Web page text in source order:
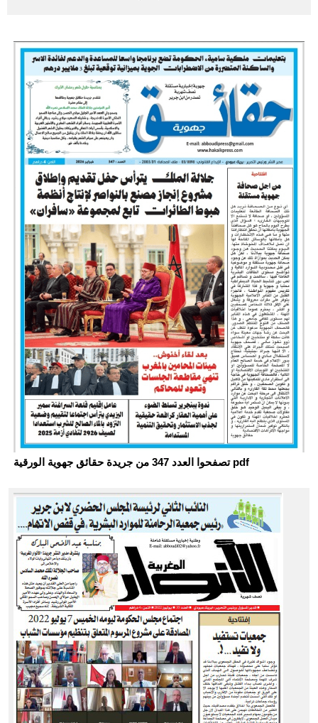
تصفحوا العدد 347 من جريدة حقائق جهوية الورقية pdf